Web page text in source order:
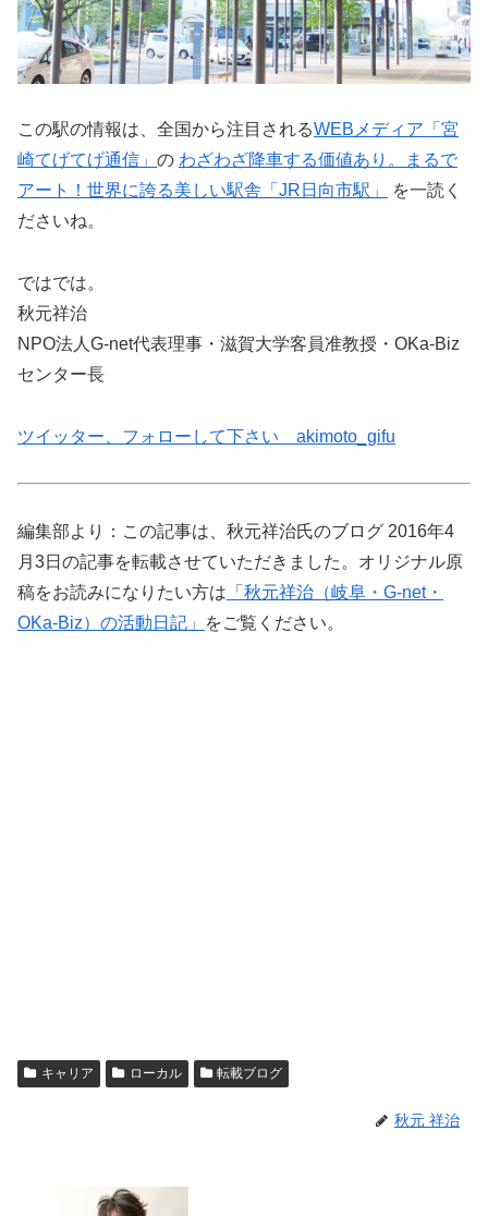
この駅の情報は、全国から注目されるWEBメディア「宮
崎てげてげ通信」 の わざわざ降車する価値あり。まるで
アート！世界に誇る美しい駅舎「JR日向市駅」
を一読く
ださいね。
ではでは。
秋元祥治
NPO法人G-net代表理事・滋賀大学客員准教授・OKa-Biz
センター長
ツイッター、フォローして下さい akimoto_gifu
編集部より：この記事は、秋元祥治氏のブログ 2016年4
月3日の記事を転載させていただきました。オリジナル原
稿をお読みになりたい方は 「秋元祥治（岐阜・G-net・
OKa-Biz）の活動日記」
をご覧ください。
キャリア ローカル 転載ブログ
秋元 祥治